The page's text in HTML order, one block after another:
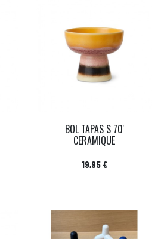
BOL TAPAS S 70'
CERAMIQUE
Prix
19,95 €